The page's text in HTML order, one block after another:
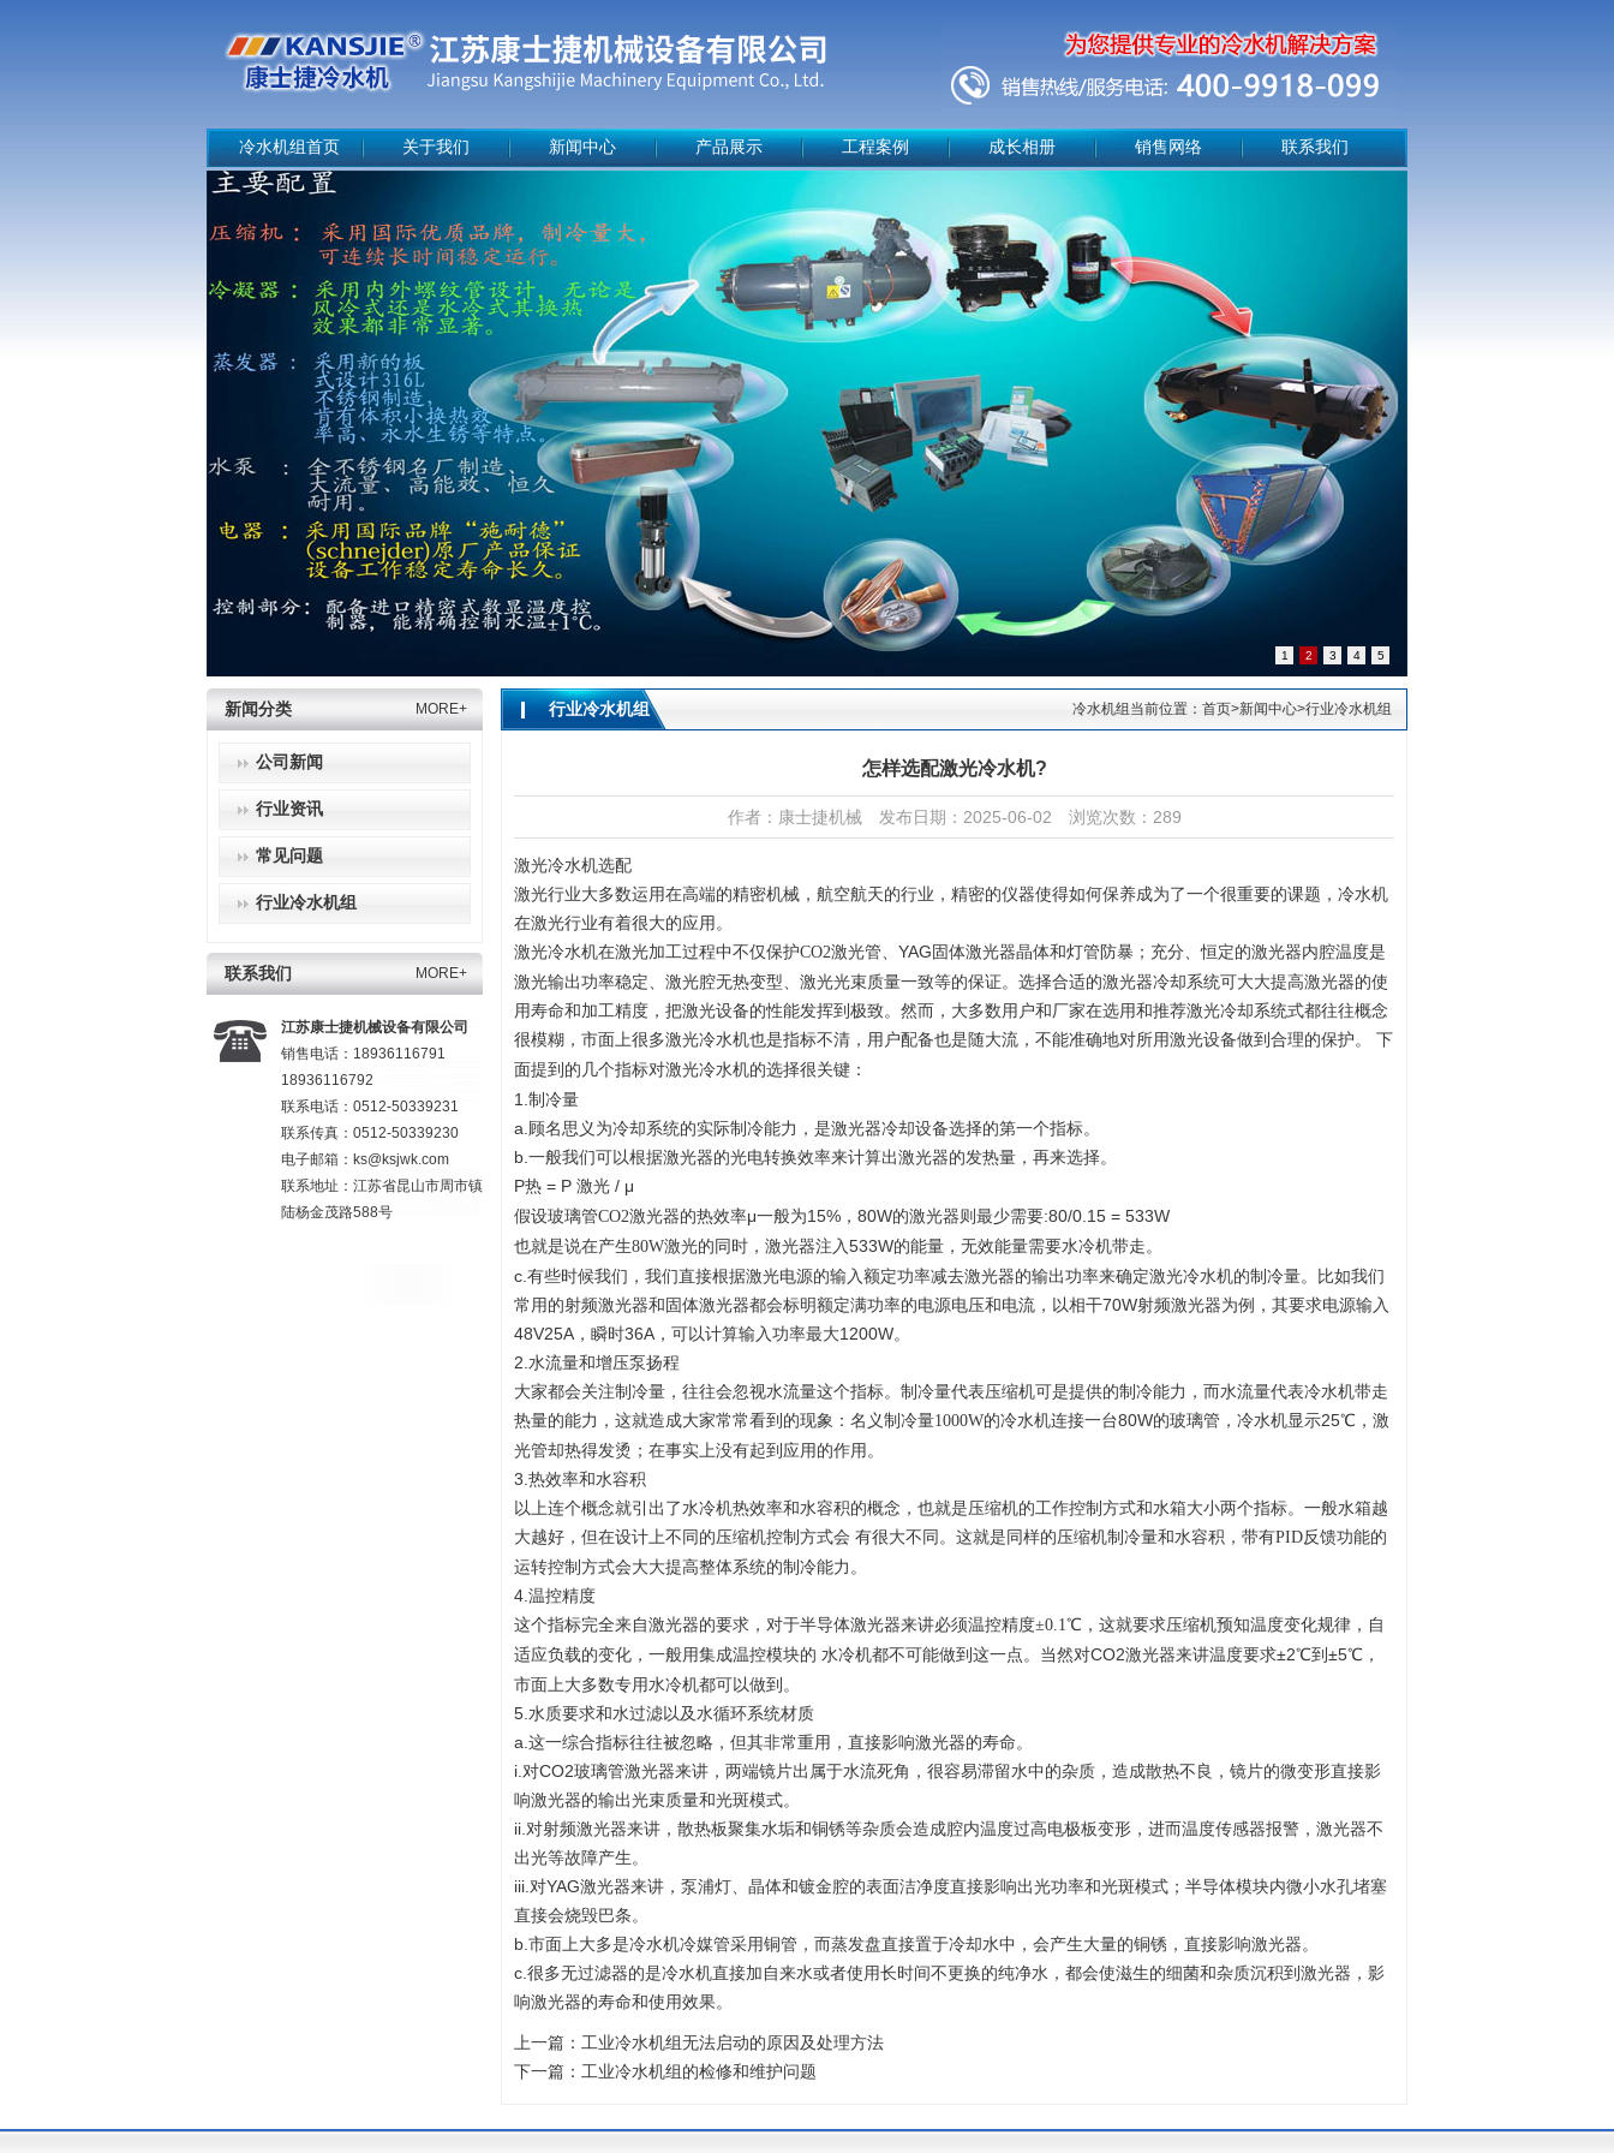
冷水机组首页 关于我们 新闻中心 产品展示 工程案例 成长相册 销售网络 联系我们
1 2 3 4 5
新闻分类 MORE+
公司新闻
行业资讯
常见问题
行业冷水机组
联系我们 MORE+
江苏康士捷机械设备有限公司
销售电话：18936116791
18936116792
联系电话：0512-50339231
联系传真：0512-50339230
电子邮箱：ks@ksjwk.com
联系地址：江苏省昆山市周市镇
陆杨金茂路588号
行业冷水机组 冷水机组当前位置： 首页>新闻中心>行业冷水机组
怎样选配激光冷水机?
作者：康士捷机械 发布日期：2025-06-02 浏览次数：289
激光冷水机选配
激光行业大多数运用在高端的精密机械，航空航天的行业，精密的仪器使得如何保养成为了一个很重要的课题，冷水机
在激光行业有着很大的应用。
激光冷水机在激光加工过程中不仅保护CO2激光管、YAG固体激光器晶体和灯管防暴；充分、恒定的激光器内腔温度是
激光输出功率稳定、激光腔无热变型、激光光束质量一致等的保证。选择合适的激光器冷却系统可大大提高激光器的使
用寿命和加工精度，把激光设备的性能发挥到极致。然而，大多数用户和厂家在选用和推荐激光冷却系统式都往往概念
很模糊，市面上很多激光冷水机也是指标不清，用户配备也是随大流，不能准确地对所用激光设备做到合理的保护。
下
面提到的几个指标对激光冷水机的选择很关键：
1.制冷量
a.顾名思义为冷却系统的实际制冷能力，是激光器冷却设备选择的第一个指标。
b.一般我们可以根据激光器的光电转换效率来计算出激光器的发热量，再来选择。
P热 = P 激光 / μ
假设玻璃管CO2激光器的热效率μ一般为15%，80W的激光器则最少需要:80/0.15 = 533W
也就是说在产生80W激光的同时，激光器注入533W的能量，无效能量需要水冷机带走。
c.有些时候我们，我们直接根据激光电源的输入额定功率减去激光器的输出功率来确定激光冷水机的制冷量。比如我们
常用的射频激光器和固体激光器都会标明额定满功率的电源电压和电流，以相干70W射频激光器为例，其要求电源输入
48V25A，瞬时36A，可以计算输入功率最大1200W。
2.水流量和增压泵扬程
大家都会关注制冷量，往往会忽视水流量这个指标。制冷量代表压缩机可是提供的制冷能力，而水流量代表冷水机带走
热量的能力，这就造成大家常常看到的现象：名义制冷量1000W的冷水机连接一台80W的玻璃管，冷水机显示25℃，激
光管却热得发烫；在事实上没有起到应用的作用。
3.热效率和水容积
以上连个概念就引出了水冷机热效率和水容积的概念，也就是压缩机的工作控制方式和水箱大小两个指标。一般水箱越
大越好，但在设计上不同的压缩机控制方式会 有很大不同。这就是同样的压缩机制冷量和水容积，带有PID反馈功能的
运转控制方式会大大提高整体系统的制冷能力。
4.温控精度
这个指标完全来自激光器的要求，对于半导体激光器来讲必须温控精度±0.1℃，这就要求压缩机预知温度变化规律，自
适应负载的变化，一般用集成温控模块的 水冷机都不可能做到这一点。当然对CO2激光器来讲温度要求±2℃到±5℃，
市面上大多数专用水冷机都可以做到。
5.水质要求和水过滤以及水循环系统材质
a.这一综合指标往往被忽略，但其非常重用，直接影响激光器的寿命。
i.对CO2玻璃管激光器来讲，两端镜片出属于水流死角，很容易滞留水中的杂质，造成散热不良，镜片的微变形直接影
响激光器的输出光束质量和光斑模式。
ii.对射频激光器来讲，散热板聚集水垢和铜锈等杂质会造成腔内温度过高电极板变形，进而温度传感器报警，激光器不
出光等故障产生。
iii.对YAG激光器来讲，泵浦灯、晶体和镀金腔的表面洁净度直接影响出光功率和光斑模式；半导体模块内微小水孔堵塞
直接会烧毁巴条。
b.市面上大多是冷水机冷媒管采用铜管，而蒸发盘直接置于冷却水中，会产生大量的铜锈，直接影响激光器。
c.很多无过滤器的是冷水机直接加自来水或者使用长时间不更换的纯净水，都会使滋生的细菌和杂质沉积到激光器，影
响激光器的寿命和使用效果。
上一篇： 工业冷水机组无法启动的原因及处理方法
下一篇： 工业冷水机组的检修和维护问题